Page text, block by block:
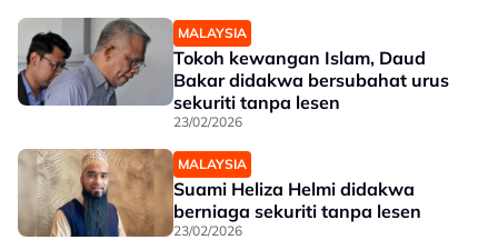
MALAYSIA
Tokoh kewangan Islam, Daud
Bakar didakwa bersubahat urus
sekuriti tanpa lesen
23/02/2026
MALAYSIA
Suami Heliza Helmi didakwa
berniaga sekuriti tanpa lesen
23/02/2026